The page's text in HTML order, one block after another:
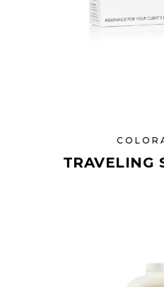
TRAVELING